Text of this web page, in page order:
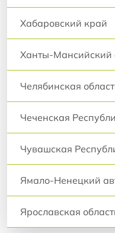
Хабаровский край
Ханты-Мансийский
Челябинская
Чеченская
Чувашская
Ямало-Ненецкий
Ярославская